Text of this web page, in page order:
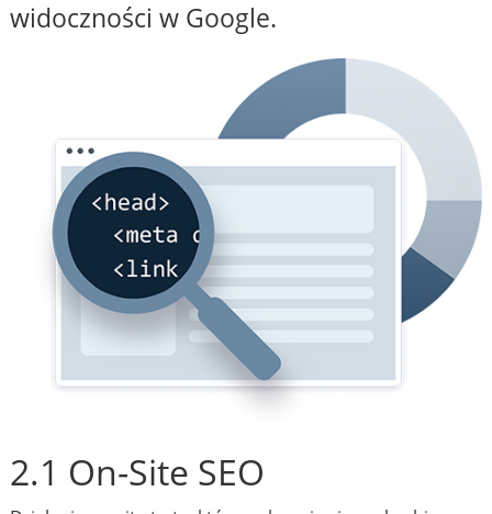
widoczności w Google.
2.1 On-Site SEO